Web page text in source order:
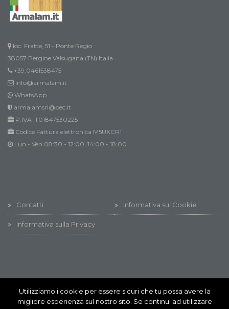
loc. Fratte, 51 - Ponte Regio
38057 Pergine Valsugana (TN) Italia
+39.0461538475
info@armalam.it
WhatsApp
armalamsrl@pec.it
P.IVA IT01847530225
Codice Fattura elettronica M5UXCR1
Lun - Ven 08:30 - 12:00, 14:00 - 18:00
Contatti Informativa sui Cookie
Informativa sulla Privacy
Innovation @ All rights reserved
Utilizziamo i cookie per essere sicuri che tu possa avere la
migliore esperienza sul nostro sito. Se continui ad utilizzare